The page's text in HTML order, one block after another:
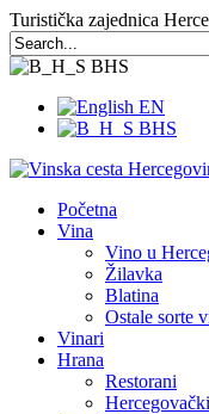
Turistička zajednica
BHS
EN
BHS
Početna
Vina
Vino u
Žilavka
Blatina
Ostale sorte
Vinari
Hrana
Restorani